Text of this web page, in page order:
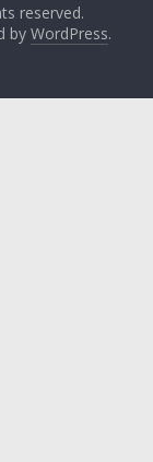
reserved.
by WordPress.